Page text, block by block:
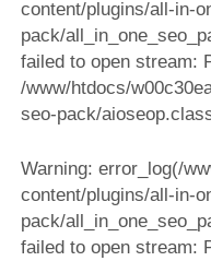
content/plugins/all-in-
pack/
failed to open stream:
/www/htdocs/
seo-pack/
Warning: error_log(/
content/plugins/all-in-
pack/
failed to open stream: